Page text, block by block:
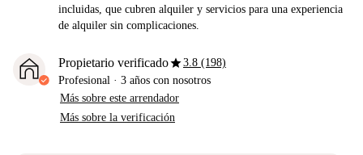
incluidas, que cubren alquiler y servicios para una experiencia
de alquiler sin complicaciones.
Propietario verificadostar3.8 (198)
Profesional · 3 años con nosotros
Más sobre este arrendador
Más sobre la verificación